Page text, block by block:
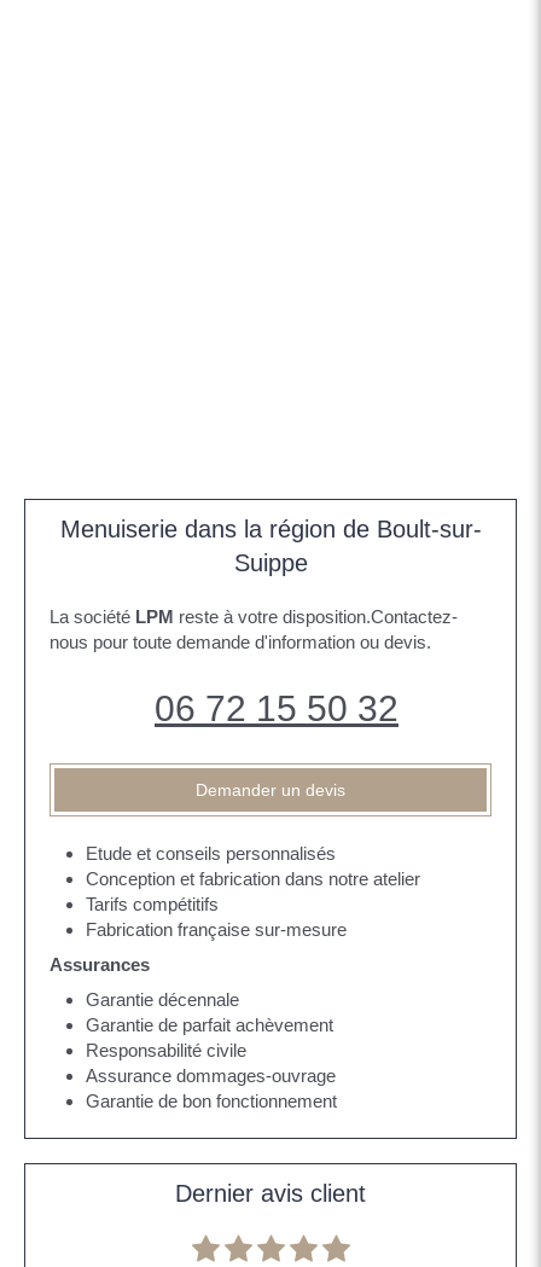
Menuiserie dans la région de Boult-sur-
Suippe
La société LPM reste à votre disposition.Contactez-
nous pour toute demande d'information ou devis.
06 72 15 50 32
Demander un devis
Etude et conseils personnalisés
Conception et fabrication dans notre atelier
Tarifs compétitifs
Fabrication française sur-mesure
Assurances
Garantie décennale
Garantie de parfait achèvement
Responsabilité civile
Assurance dommages-ouvrage
Garantie de bon fonctionnement
Dernier avis client